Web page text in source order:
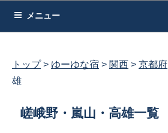
メニュー
トップ ゆーゆな宿 関西 京都府
雄
嵯峨野・嵐山・高雄一覧